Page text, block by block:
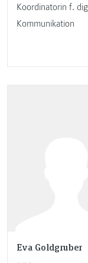
Koordinatorin f.
Kommunikation
Eva Goldgruber